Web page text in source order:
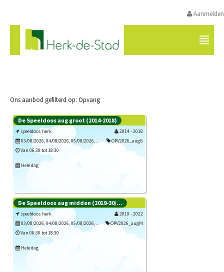
Aanmelden
Ons aanbod gefilterd op: Opvang
De Speeldoos aug groot (2014-2018)
speeldoos herk
2014 - 2018
03/08/2026, 04/08/2026, 05/08/2026, ...
OPV2026_augG
Van 06:30 tot 18:30
Hele dag
Inschrijven
De Speeldoos aug midden (2019-30/...
speeldoos herk
2019 - 2022
03/08/2026, 04/08/2026, 05/08/2026, ...
OPV2026_augM
Van 06:30 tot 18:30
Hele dag